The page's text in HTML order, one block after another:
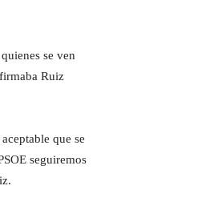
se ven
Ruiz
que se
seguiremos